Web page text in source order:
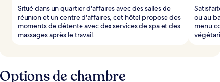
v
Situé dans un quartier d'affaires avec des salles de
réunion et un centre d'affaires, cet hôtel propose des
moments de détente avec des services de spa et des
massages après le travail.
ou au
menu
Options de chambre